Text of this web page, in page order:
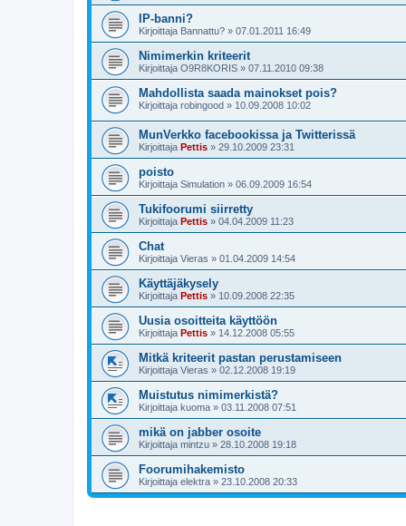
IP-banni?
Kirjoittaja Bannattu? » 07.01.2011 16:49
Nimimerkin kriteerit
Kirjoittaja O9R8KORIS » 07.11.2010 09:38
Mahdollista saada mainokset pois?
Kirjoittaja robingood » 10.09.2008 10:02
MunVerkko facebookissa ja Twitterissä
Kirjoittaja Pettis » 29.10.2009 23:31
poisto
Kirjoittaja Simulation » 06.09.2009 16:54
Tukifoorumi siirretty
Kirjoittaja Pettis » 04.04.2009 11:23
Chat
Kirjoittaja Vieras » 01.04.2009 14:54
Käyttäjäkysely
Kirjoittaja Pettis » 10.09.2008 22:35
Uusia osoitteita käyttöön
Kirjoittaja Pettis » 14.12.2008 05:55
Mitkä kriteerit pastan perustamiseen
Kirjoittaja Vieras » 02.12.2008 19:19
Muistutus nimimerkistä?
Kirjoittaja kuoma » 03.11.2008 07:51
mikä on jabber osoite
Kirjoittaja mintzu » 28.10.2008 19:18
Foorumihakemisto
Kirjoittaja elektra » 23.10.2008 20:33